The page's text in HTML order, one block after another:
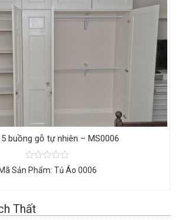
buồng gỗ tự nhiên – MS0006
Mã Sản Phẩm: Tủ Áo 0006
Thất